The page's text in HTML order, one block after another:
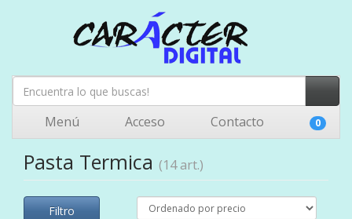
Menú Acceso Contacto 0
Pasta Termica (14 art.)
Filtro